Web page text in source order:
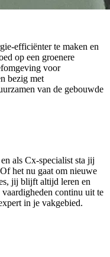
efficiënter te maken en
op een groenere
voor
bezig met
van de gebouwde
als Cx-specialist sta jij
het nu gaat om nieuwe
jij blijft altijd leren en
continu uit te
in je vakgebied.